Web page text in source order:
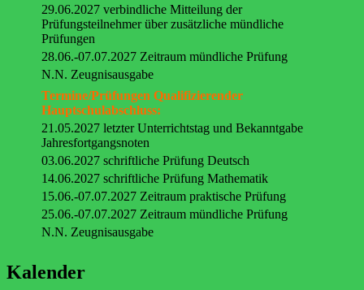
29.06.2027 verbindliche Mitteilung der
Prüfungsteilnehmer über zusätzliche mündliche
Prüfungen
28.06.-07.07.2027 Zeitraum mündliche Prüfung
N.N. Zeugnisausgabe
Termine/Prüfungen Qualifizierender
Hauptschulabschluss:
21.05.2027 letzter Unterrichtstag und Bekanntgabe
Jahresfortgangsnoten
03.06.2027 schriftliche Prüfung Deutsch
14.06.2027 schriftliche Prüfung Mathematik
15.06.-07.07.2027 Zeitraum praktische Prüfung
25.06.-07.07.2027 Zeitraum mündliche Prüfung
N.N. Zeugnisausgabe
Kalender